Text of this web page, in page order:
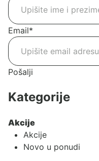
Email*
Pošalji
Kategorije
Akcije
Akcije
Novo u ponudi